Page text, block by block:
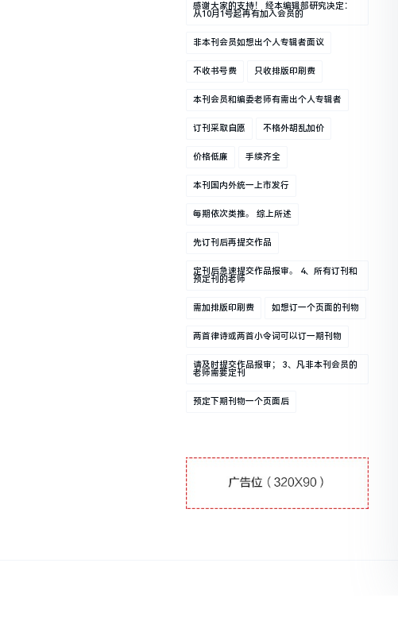
感谢大家的支持！ 经本编辑部研究决定：
从10月1号起再有加入会员的
非本刊会员如想出个人专辑者面议
不收书号费 只收排版印刷费
本刊会员和编委老师有需出个人专辑者
订刊采取自愿 不格外胡乱加价
价格低廉 手续齐全
本刊国内外统一上市发行
每期依次类推。 综上所述
先订刊后再提交作品
定刊后急速提交作品报审。 4、所有订刊和
预定刊的老师
需加排版印刷费 如想订一个页面的刊物
两首律诗或两首小令词可以订一期刊物
请及时提交作品报审； 3、凡非本刊会员的
老师需要定刊
预定下期刊物一个页面后